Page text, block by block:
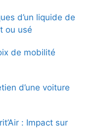
d’un liquide de
ou usé
de mobilité
d’une voiture
: Impact sur